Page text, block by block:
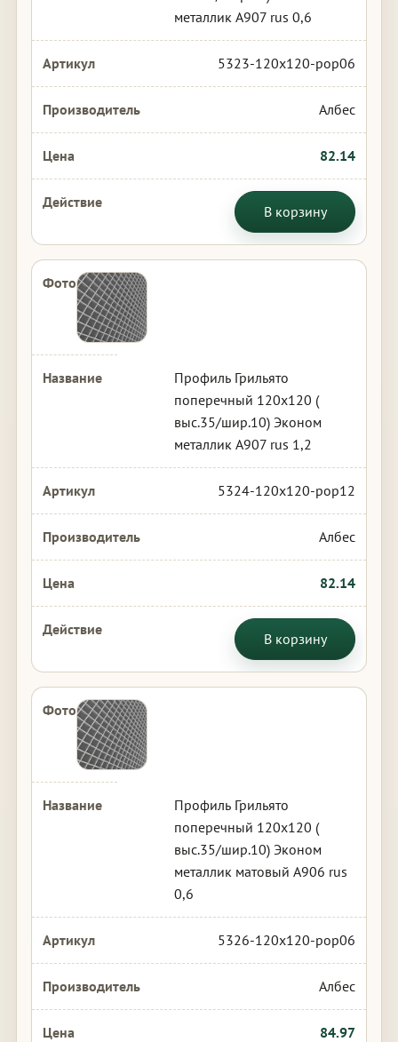
металлик А907 rus 0,6
5323-120x120-pop06
Албес
82.14
В корзину
Профиль Грильято
поперечный 120х120 (
выс.35/шир.10) Эконом
металлик А907 rus 1,2
5324-120x120-pop12
Албес
82.14
В корзину
Профиль Грильято
поперечный 120х120 (
выс.35/шир.10) Эконом
металлик матовый А906 rus
0,6
5326-120x120-pop06
Албес
84.97